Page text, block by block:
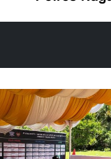
Nagan Raya Gelar